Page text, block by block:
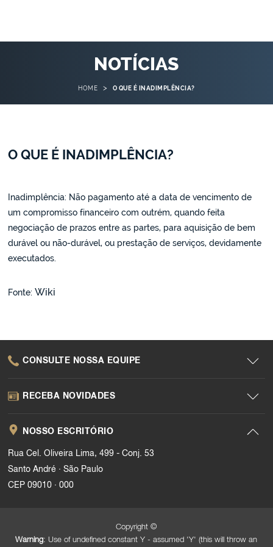
NOTÍCIAS
HOME > O QUE É INADIMPLÊNCIA?
O QUE É INADIMPLÊNCIA?
Inadimplência: Não pagamento até a data de vencimento de
um compromisso financeiro com outrém, quando feita
negociação de prazos entre as partes, para aquisição de bem
durável ou não-durável, ou prestação de serviços, devidamente
executados.
Fonte:Wiki
CONSULTE NOSSA EQUIPE
RECEBA NOVIDADES
NOSSO ESCRITÓRIO
Rua Cel. Oliveira Lima, 499 - Conj. 53
Santo André
São Paulo
CEP 09010
000
Copyright ©
Warning: Use of undefined constant Y - assumed 'Y' (this will throw an